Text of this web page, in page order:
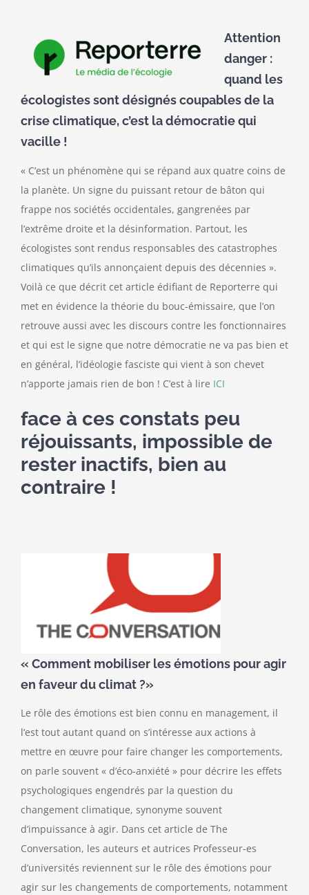
Attention
danger :
quand les
écologistes sont désignés coupables de la
crise climatique, c’est la démocratie qui
vacille !
« C’est un phénomène qui se répand aux quatre coins de
la planète. Un signe du puissant retour de bâton qui
frappe nos sociétés occidentales, gangrenées par
l’extrême droite et la désinformation. Partout, les
écologistes sont rendus responsables des catastrophes
climatiques qu’ils annonçaient depuis des décennies ».
Voilà ce que décrit cet article édifiant de Reporterre qui
met en évidence la théorie du bouc-émissaire, que l’on
retrouve aussi avec les discours contre les fonctionnaires
et qui est le signe que notre démocratie ne va pas bien et
en général, l’idéologie fasciste qui vient à son chevet
n’apporte jamais rien de bon ! C’est à lire ICI
face à ces constats peu
réjouissants, impossible de
rester inactifs, bien au
contraire !
« Comment mobiliser les émotions pour agir
en faveur du climat ?»
Le rôle des émotions est bien connu en management, il
l’est tout autant quand on s’intéresse aux actions à
mettre en œuvre pour faire changer les comportements,
on parle souvent « d’éco-anxiété » pour décrire les effets
psychologiques engendrés par la question du
changement climatique, synonyme souvent
d’impuissance à agir. Dans cet article de The
Conversation, les auteurs et autrices Professeur-es
d’universités reviennent sur le rôle des émotions pour
agir sur les changements de comportements, notamment